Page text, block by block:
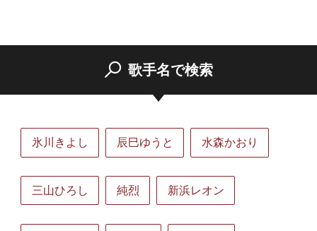
歌手名で検索
氷川きよし 辰巳ゆうと 水森かおり
三山ひろし 純烈 新浜レオン